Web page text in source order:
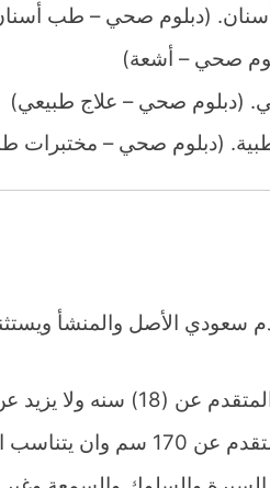
(دبلوم صحي – طب
صحي – أشعة)
(دبلوم صحي – علاج طبيعي)
(دبلوم صحي – مختبرات
سعودي الأصل والمنشأ
ولا يزيد عن (30 ) سنة.
الطول مع الوزن.